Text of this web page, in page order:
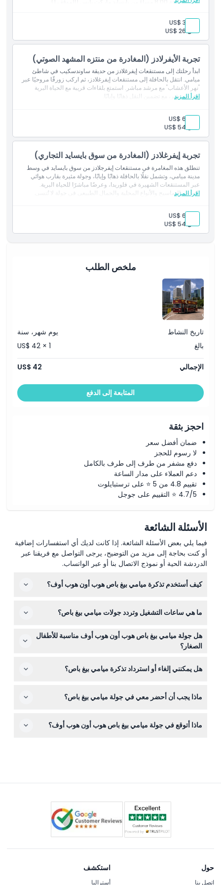
تغادر الساعة 8:00 مساءً من بايسايد ماركت بليس (الموقف 1)
بالغ:
US$ 36
طفل:US$ 26
تجربة الأيفرلادز (المغادرة من منتزه المشهد الصوتي)
ابدأ رحلتك إلى مستنقعات إيفرغلادز من حديقة ساوندسكيب في شاطئ
ميامي. انتقل بالحافلة إلى مستنقعات إيفرغلادز، ثم اركب زورقًا مروحيًا عبر
'نهر الأعشاب' مع مرشد مباشر. استمتع بلقاءات قريبة مع الحياة البرية
وعرض مثير، مع تضمين النقل ذهابًا وإيابًا.
اقرأ المزيد
بالغ:
US$ 60
طفل:US$ 54
تجربة إيفرغلادز (المغادرة من سوق بايسايد التجاري)
تنطلق هذه المغامرة في مستنقعات إيفرجلادز من سوق بايسايد في وسط
مدينة ميامي، وتشمل نقلًا بالحافلة ذهابًا وإيابًا، وجولة مثيرة بقارب هوائي
عبر المستنقعات الشهيرة في فلوريدا، وعرضًا مباشرًا للحياة البرية.
اكتشف التماسيح والأنواع المحلية والجمال الطبيعي في جولة لا تُنسى.
اقرأ المزيد
بالغ:
US$ 60
طفل:US$ 54
ملخص الطلب
تاريخ النشاط
يوم شهر، سنة
بالغ
US$ 42 × 1
الإجمالي US$ 42
المتابعة إلى الدفع
احجز بثقة
ضمان أفضل سعر
لا رسوم للحجز
دفع مشفر من طرف إلى طرف بالكامل
دعم العملاء على مدار الساعة
تقييم 4.8 من 5 ⭐ على ترستبايلوت
4.7/5 ⭐ التقييم على جوجل
الأسئلة الشائعة
فيما يلي بعض الأسئلة الشائعة. إذا كانت لديك أي استفسارات إضافية
أو كنت بحاجة إلى مزيد من التوضيح، يرجى التواصل مع فريقنا عبر
الدردشة الحية أو نموذج الاتصال بنا أو عبر الواتساب.
كيف أستخدم تذكرة ميامي بيغ باص هوب أون هوب أوف؟
مخصصة على طول المسار خلال ساعات التشغيل. فقط أظهر
ما هي ساعات التشغيل وتردد جولات ميامي بيغ باص؟
تجول الجولة النهارية (الحلقة الحمراء) يوميًا من الساعة 9:00
صباحًا إلى 6:00 مساءً مع حافلات كل 30 دقيقة. تنطلق الحافلة
الليلية (الحلقة الزرقاء) عند الساعة 8:00 مساءً. تستغرق الجولة
الكاملة حوالي ساعتين (قابلة للتغيير - يرجى التأكد عند الحجز).
هل جولة ميامي بيغ باص هوب أون هوب أوف مناسبة للأطفال
الصغار؟
الأطفال من عمر 3-12 سنة أن يكونوا برفقة بالغ يدفع قيمة
البالغين.
هل يمكنني إلغاء أو استرداد تذكرة ميامي بيغ باص؟
قبل الحجز.
ماذا يجب أن أحضر معي في جولة ميامي بيغ باص؟
الشمس، وكاميرا. ونظرًا لأن الحافلات ذات سطح مفتوح، يُنصح
ماذا أتوقع في جولة ميامي بيغ باص هوب أون هوب أوف؟
حول
اتصل بنا
استكشف
أستراليا